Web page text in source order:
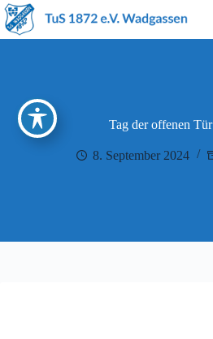
Zum
Inhalt
springen
Tag der offenen Tür
8. September 2024